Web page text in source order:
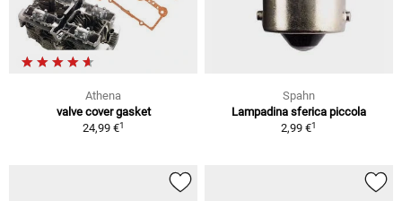
Athena
valve cover gasket
24,99 €1
Spahn
Lampadina sferica piccola
2,99 €1